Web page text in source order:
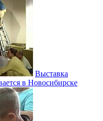
Выставка
в Новосибирске